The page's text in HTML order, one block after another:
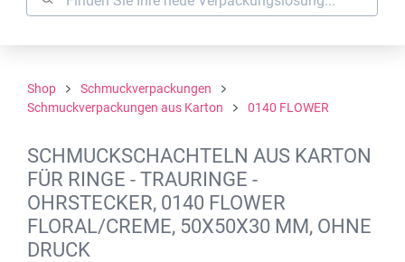
Shop
Schmuckverpackungen
Schmuckverpackungen aus Karton
0140 FLOWER
SCHMUCKSCHACHTELN AUS KARTON
FÜR RINGE - TRAURINGE -
OHRSTECKER, 0140 FLOWER
FLORAL/CREME, 50X50X30 MM, OHNE
DRUCK